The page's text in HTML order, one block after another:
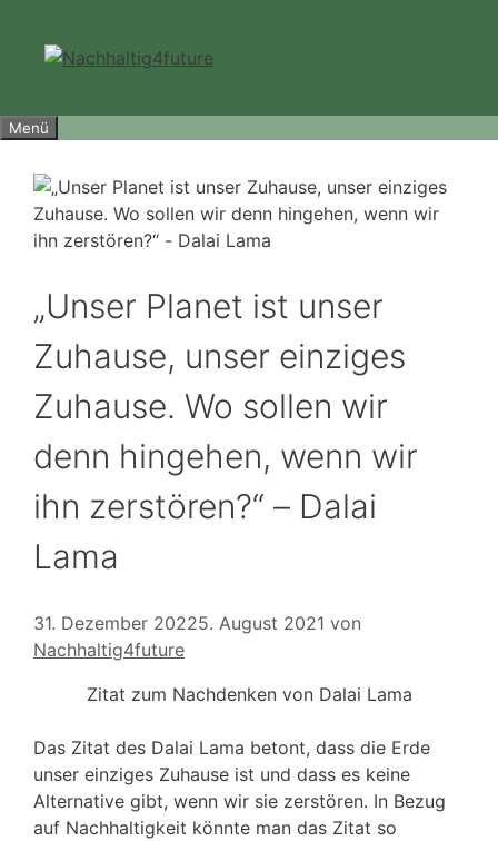
springen
Menü
„Unser Planet ist unser
Zuhause, unser einziges
Zuhause. Wo sollen wir
denn hingehen, wenn wir
ihn zerstören?“ – Dalai
Lama
31. Dezember 20225. August 2021 von
Nachhaltig4future
Zitat zum Nachdenken von Dalai Lama
Das Zitat des Dalai Lama betont, dass die Erde
unser einziges Zuhause ist und dass es keine
Alternative gibt, wenn wir sie zerstören. In Bezug
auf Nachhaltigkeit könnte man das Zitat so